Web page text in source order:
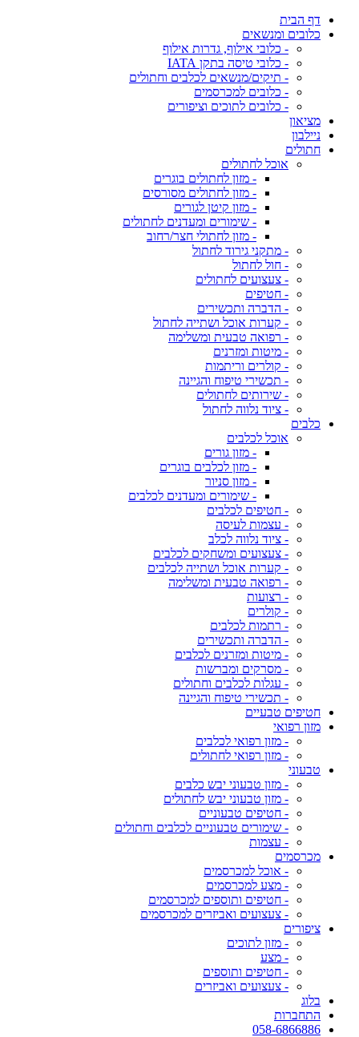
דף הבית
כלובים ומנשאים
- כלובי אילוף, גדרות אילוף
- כלובי טיסה בתקן IATA
- תיקים/מנשאים לכלבים וחתולים
- כלובים למכרסמים
- כלובים לתוכים וציפורים
מציאון
ניילבון
חתולים
אוכל לחתולים
- מזון לחתולים בוגרים
- מזון לחתולים מסורסים
- מזון קיטן לגורים
- שימורים ומעדנים לחתולים
- מזון לחתולי חצר/רחוב
- מתקני גירוד לחתול
- חול לחתול
- צעצועים לחתולים
- חטיפים
- הדברה ותכשירים
- קערות אוכל ושתייה לחתול
- רפואה טבעית ומשלימה
- מיטות ומזרנים
- קולרים וריתמות
- תכשירי טיפוח והגיינה
- שירותים לחתולים
- ציוד נלווה לחתול
כלבים
אוכל לכלבים
- מזון גורים
- מזון לכלבים בוגרים
- מזון סניור
- שימורים ומעדנים לכלבים
- חטיפים לכלבים
- עצמות לעיסה
- ציוד נלווה לכלב
- צעצועים ומשחקים לכלבים
- קערות אוכל ושתייה לכלבים
- רפואה טבעית ומשלימה
- רצועות
- קולרים
- רתמות לכלבים
- הדברה ותכשירים
- מיטות ומזרנים לכלבים
- מסרקים ומברשות
- עגלות לכלבים וחתולים
- תכשירי טיפוח והגיינה
חטיפים טבעיים
מזון רפואי
- מזון רפואי לכלבים
- מזון רפואי לחתולים
טבעוני
- מזון טבעוני יבש כלבים
- מזון טבעוני יבש לחתולים
- חטיפים טבעוניים
- שימורים טבעוניים לכלבים וחתולים
- עצמות
מכרסמים
- אוכל למכרסמים
- מצע למכרסמים
- חטיפים ותוספים למכרסמים
- צעצועים ואביזרים למכרסמים
ציפורים
- מזון לתוכים
- מצע
- חטיפים ותוספים
- צעצועים ואביזרים
בלוג
התחברות
058-6866886